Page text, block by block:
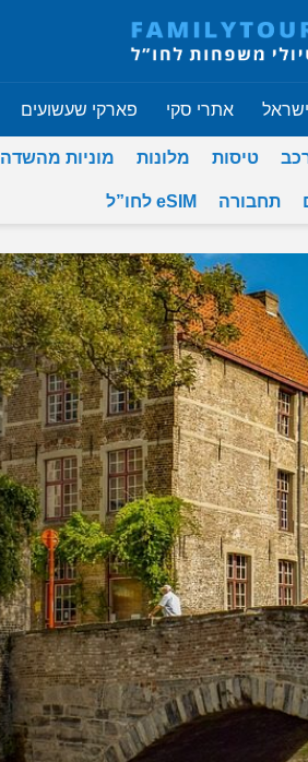
ישראל אתרי סקי פארקי שעשועים
טיסות מלונות מוניות מהשדה
תחבורה eSIM לחו”ל